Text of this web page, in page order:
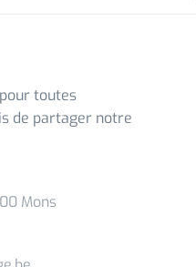
toutes
de partager notre
Mons